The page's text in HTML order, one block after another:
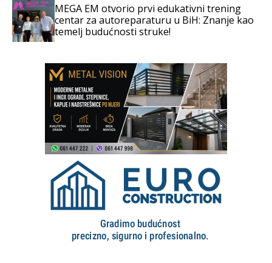
MEGA EM otvorio prvi edukativni trening
centar za autoreparaturu u BiH: Znanje kao
temelj budućnosti struke!